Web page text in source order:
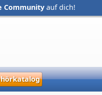
Community auf dich!